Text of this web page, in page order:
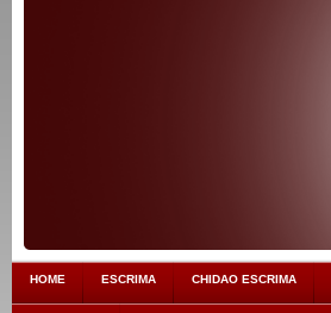
HOME ESCRIMA CHIDAO ESCRIMA